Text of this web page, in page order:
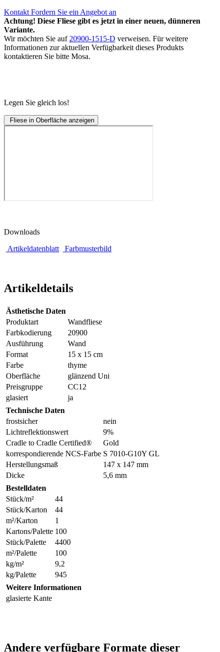
Kontakt Fordern Sie ein Angebot an
Achtung! Diese Fliese gibt es jetzt in einer neuen, dünneren
Variante.
Wir möchten Sie auf 20900-1515-D verweisen. Für weitere
Informationen zur aktuellen Verfügbarkeit dieses Produkts
kontaktieren Sie bitte Mosa.
Legen Sie gleich los!
Fliese in Oberfläche anzeigen
Downloads
Artikeldatenblatt
Farbmusterbild
Artikeldetails
Ästhetische Daten
Produktart
Wandfliese
Farbkodierung
20900
Ausführung
Wand
Format
15 x 15 cm
Farbe
thyme
Oberfläche
glänzend Uni
Preisgruppe
CC12
glasiert
ja
Technische Daten
frostsicher
nein
Lichtreflektionswert
9%
Cradle to Cradle Certified®
Gold
korrespondierende NCS-Farbe S 7010-G10Y GL
Herstellungsmaß
147 x 147 mm
Dicke
5,6 mm
Bestelldaten
Stück/m²
44
Stück/Karton
44
m²/Karton
1
Kartons/Palette 100
Stück/Palette
4400
m²/Palette
100
kg/m²
9,2
kg/Palette
945
Weitere Informationen
glasierte Kante
Andere verfügbare Formate dieser